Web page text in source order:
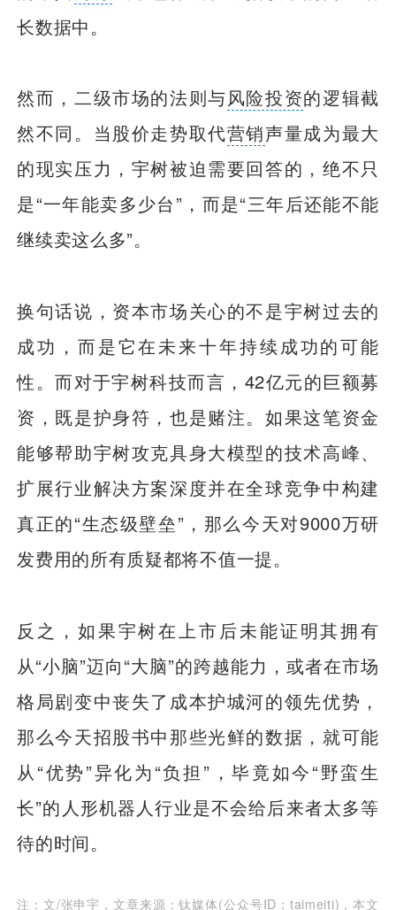
长数据中。
然而，二级市场的法则与风险投资的逻辑截
然不同。当股价走势取代营销声量成为最大
的现实压力，宇树被迫需要回答的，绝不只
是“一年能卖多少台”，而是“三年后还能不能
继续卖这么多”。
换句话说，资本市场关心的不是宇树过去的
成功，而是它在未来十年持续成功的可能
性。而对于宇树科技而言，42亿元的巨额募
资，既是护身符，也是赌注。如果这笔资金
能够帮助宇树攻克具身大模型的技术高峰、
扩展行业解决方案深度并在全球竞争中构建
真正的“生态级壁垒”，那么今天对9000万研
发费用的所有质疑都将不值一提。
反之，如果宇树在上市后未能证明其拥有
从“小脑”迈向“大脑”的跨越能力，或者在市场
格局剧变中丧失了成本护城河的领先优势，
那么今天招股书中那些光鲜的数据，就可能
从“优势”异化为“负担”，毕竟如今“野蛮生
长”的人形机器人行业是不会给后来者太多等
待的时间。
注：文/张申宇，文章来源：钛媒体(公众号ID：taimeiti)，本文